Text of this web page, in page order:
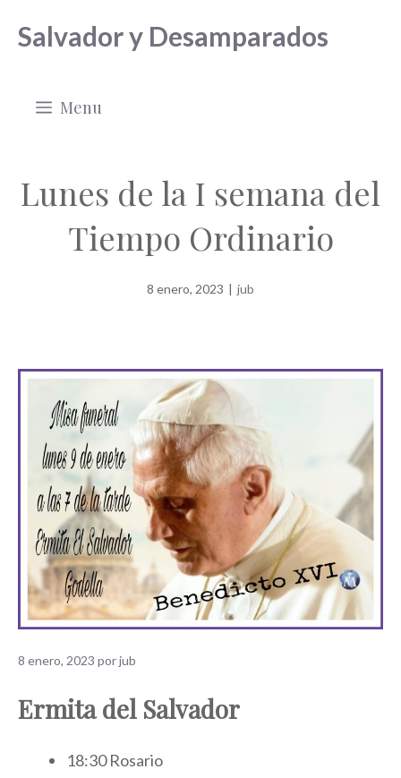
Salvador y Desamparados
Menu
Lunes de la I semana del
Tiempo Ordinario
8 enero, 2023 | jub
8 enero, 2023 porjub
Ermita del Salvador
18:30 Rosario